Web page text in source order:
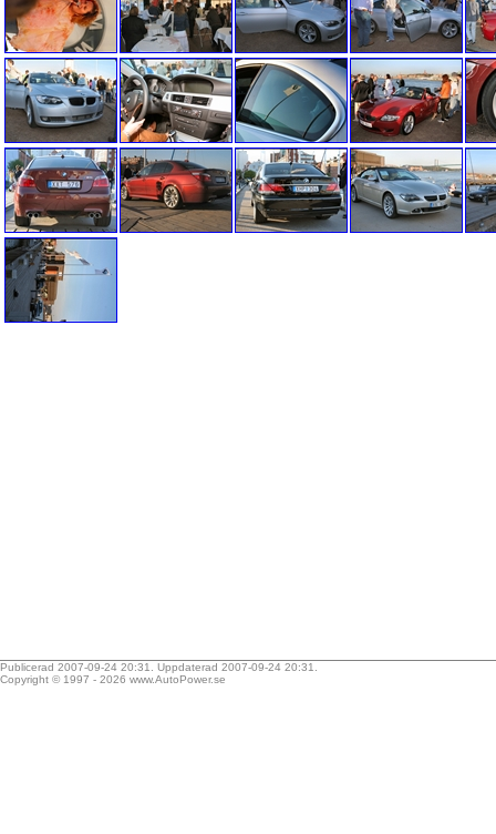
Publicerad 2007-09-24 20:31. Uppdaterad 2007-09-24 20:31.
Copyright © 1997 - 2026 www.AutoPower.se